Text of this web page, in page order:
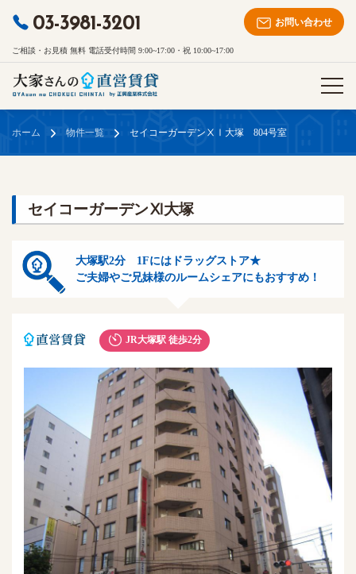
03-3981-3201
ご相談・お見積 無料 電話受付時間 9:00~17:00・祝 10:00~17:00
お問い合わせ
ホーム 物件一覧 セイコーガーデンⅩⅠ大塚 804号室
セイコーガーデンⅪ大塚
大塚駅2分 1Fにはドラッグストア★
ご夫婦やご兄妹様のルームシェアにもおすすめ！
JR大塚駅 徒歩2分